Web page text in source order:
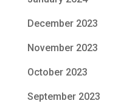
December 2023
November 2023
October 2023
September 2023